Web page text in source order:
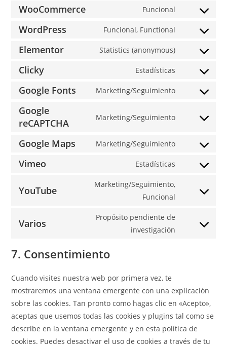
WooCommerce Funcional
WordPress Funcional, Functional
Elementor Statistics (anonymous)
Clicky Estadísticas
Google Fonts Marketing/Seguimiento
Google
reCAPTCHA
Marketing/Seguimiento
Google Maps Marketing/Seguimiento
Vimeo Estadísticas
YouTube
Marketing/Seguimiento,
Funcional
Varios
Propósito pendiente de
investigación
7. Consentimiento
Cuando visites nuestra web por primera vez, te
mostraremos una ventana emergente con una explicación
sobre las cookies. Tan pronto como hagas clic en «Acepto»,
aceptas que usemos todas las cookies y plugins tal como se
describe en la ventana emergente y en esta política de
cookies. Puedes desactivar el uso de cookies a través de tu